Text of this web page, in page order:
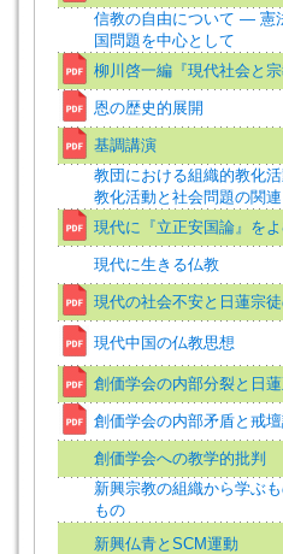
信教の自由について — 憲
国問題を中心として
柳川啓一編『現代社会と宗
恩の歴史的展開
基調講演
教団における組織的教化
教化活動と社会問題の関連
現代に『立正安国論』を
現代に生きる仏教
現代の社会不安と日蓮宗
現代中国の仏教思想
創価学会の内部分裂と日
創価学会の内部矛盾と戒
創価学会への教学的批判
新興宗教の組織から学ぶ
もの
新興仏青とSCM運動